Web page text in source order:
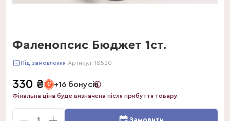
Фаленопсис Бюджет 1ст.
Під замовлення Артикул: 18520
330 ₴ +16 бонусів
Фінальна ціна буде визначена після прибуття товару.